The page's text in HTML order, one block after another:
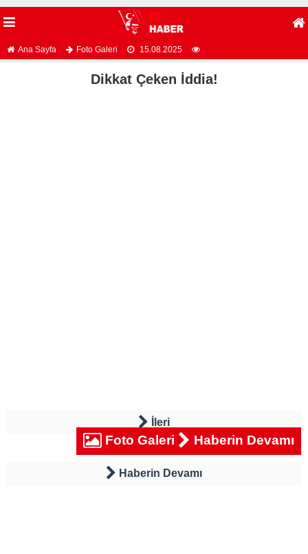
Ana Sayfa Foto Galeri 15.08.2025
Dikkat Çeken İddia!
İleri
Foto Galeri Haberin Devamı
Haberin Devamı